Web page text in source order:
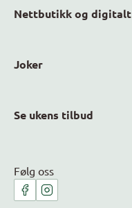
Nettbutikk og digitalt
Joker
Se ukens tilbud
Følg oss